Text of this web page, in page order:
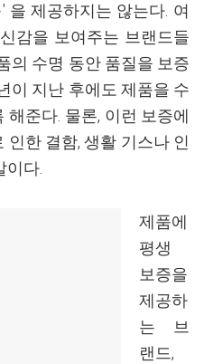
을 제공하지는 않는다. 여
감을 보여주는 브랜드들
의 수명 동안 품질을 보증
이 지난 후에도 제품을 수
준다. 물론, 이런 보증에
한 결함, 생활 기스나 인
이다.
제품에
평생
보증을
제공하
는 브
랜드,